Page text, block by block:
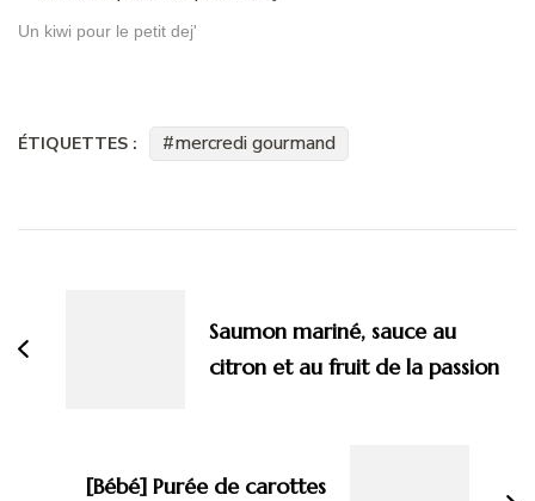
Un kiwi pour le petit dej'
ÉTIQUETTES : mercredi gourmand
Saumon mariné, sauce au
citron et au fruit de la passion
[Bébé] Purée de carottes